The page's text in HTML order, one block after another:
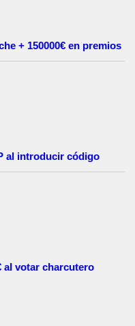
+ 150000€ en premios
al introducir código
al votar charcutero